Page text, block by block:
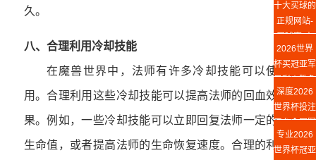
久。
八、合理利用冷却技能
在魔兽世界中，法师有许多冷却技能可以使
用。合理利用这些冷却技能可以提高法师的回血效
果。例如，一些冷却技能可以立即回复法师一定的
生命值，或者提高法师的生命恢复速度。合理的利
国）
十大买球的
正规网站-
买球赛(中
国)官方网
站
2026世界
杯买冠亚军
足彩丨胜负
竞猜攻略
深度2026
世界杯投注
平台◆冠军
投注指南
专业2026
世界杯冠亚